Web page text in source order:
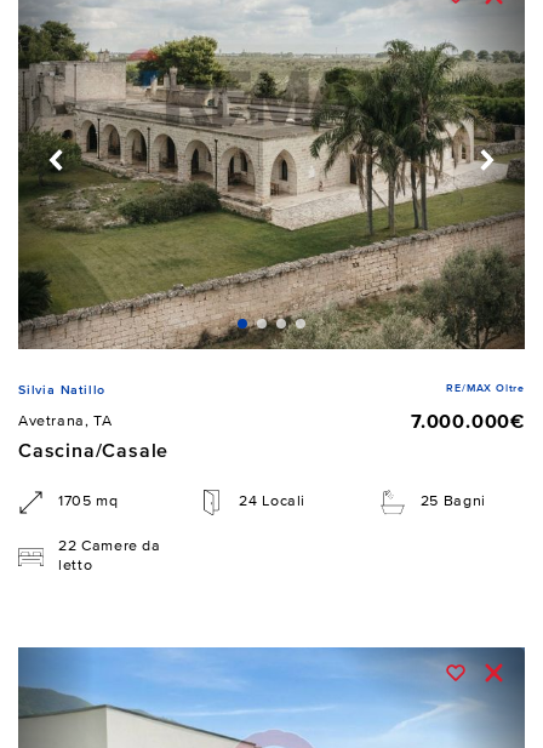
Silvia Natillo RE/MAX Oltre
Avetrana, TA
7.000.000€
Cascina/Casale
1705 mq 24 Locali 25 Bagni
22 Camere da
letto